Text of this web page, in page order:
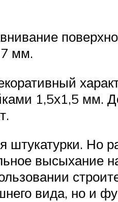
мм.
1,5х1,5 мм.
штукатурки. Но
высыхание
вида, но и